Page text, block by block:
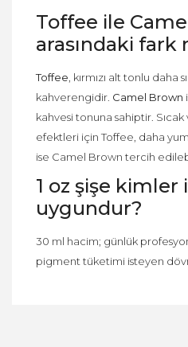
Toffee ile
arasındaki fark
Toffee , kırmızı alt tonlu daha
kahverengidir. Camel Brown
kahvesi tonuna sahiptir.
efektleri için Toffee, daha
ise Camel Brown tercih
1 oz şişe kimler
uygundur?
30 ml hacim; günlük
pigment tüketimi isteyen